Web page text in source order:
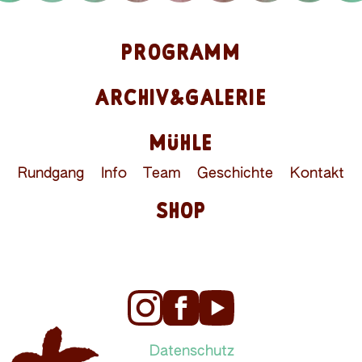
PROGRAMM
ARCHIV&GALERIE
MÜHLE
Rundgang Info Team Geschichte Kontakt
SHOP
Datenschutz